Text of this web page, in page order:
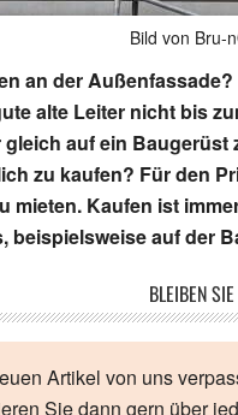
Bild von Bru-
an der
alte Leiter nicht bis
auf ein
zu kaufen? Für den
mieten. Kaufen ist
beispielsweise auf der
BLEIBEN
Artikel von uns
Sie dann gern über